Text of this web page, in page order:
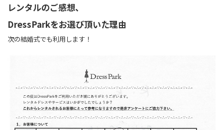
レンタルのご感想、
DressParkをお選び頂いた理由
次の結婚式でも利用します！